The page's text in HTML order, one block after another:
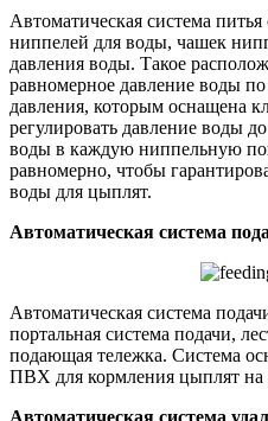
Автоматическая система
ниппелей для воды, чашек
давления воды. Такое
равномерное давление воды по
давления, которым оснащена
регулировать давление воды
воды в каждую ниппельную
равномерно, чтобы
воды для цыплят.
Автоматическая система
Автоматическая система
портальная система подачи,
подающая тележка. Система
ПВХ для кормления цыплят на
Автоматическая система